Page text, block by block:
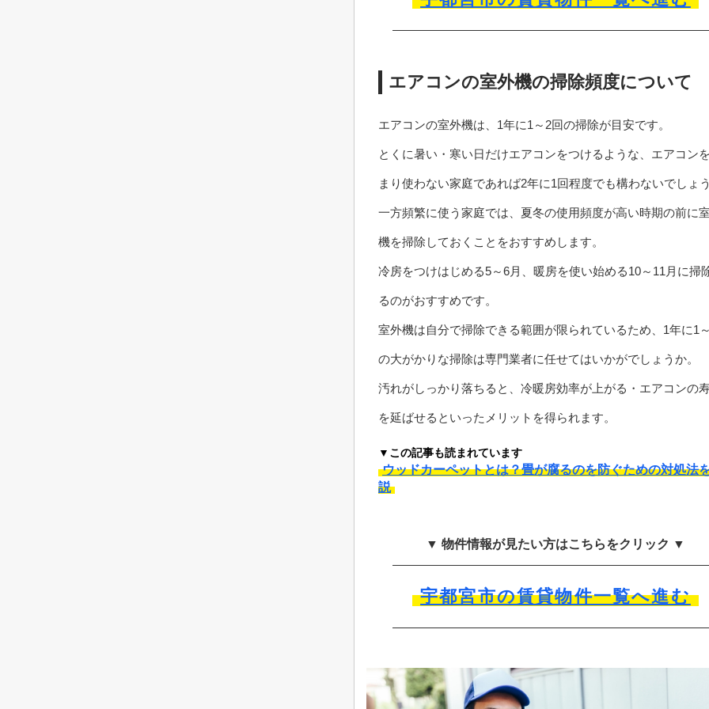
エアコンの室外機の掃除頻度について
エアコンの室外機は、1年に1～2回の掃除が目安です。
とくに暑い・寒い日だけエアコンをつけるような、エアコン
まり使わない家庭であれば2年に1回程度でも構わないでしょう
一方頻繁に使う家庭では、夏冬の使用頻度が高い時期の前に
機を掃除しておくことをおすすめします。
冷房をつけはじめる5～6月、暖房を使い始める10～11月に掃
るのがおすすめです。
室外機は自分で掃除できる範囲が限られているため、1年に1
の大がかりな掃除は専門業者に任せてはいかがでしょうか。
汚れがしっかり落ちると、冷暖房効率が上がる・エアコンの
を延ばせるといったメリットを得られます。
▼この記事も読まれています
ウッドカーペットとは？畳が腐るのを防ぐための対処法
説
▼ 物件情報が見たい方はこちらをクリック ▼
宇都宮市の賃貸物件一覧へ進む